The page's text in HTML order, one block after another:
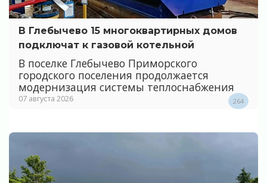
В Глебычево 15 многоквартирных домов
подключат к газовой котельной
В поселке Глебычево Приморского
городского поселения продолжается
модернизация системы теплоснабжения
07 августа 2026 264